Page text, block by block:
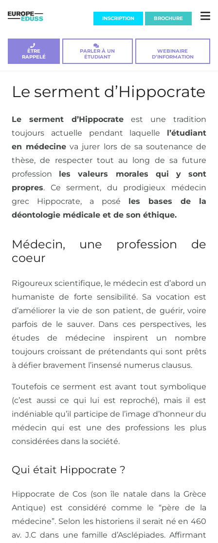
INSCRIPTION BROCHURE
ÊTRE
RAPPELÉ
PARLER À UN
ÉTUDIANT
WEBINAIRE
D’INFORMATION
Le serment d’Hippocrate
Le serment d’Hippocrate est une tradition
toujours actuelle pendant laquelle l’étudiant
en médecine va jurer lors de sa soutenance de
thèse, de respecter tout au long de sa future
profession les valeurs morales qui y sont
propres. Ce serment, du prodigieux médecin
grec Hippocrate, a posé les bases de la
déontologie médicale et de son éthique.
Médecin, une profession de
coeur
Rigoureux scientifique, le médecin est d’abord un
humaniste de forte sensibilité. Sa vocation est
d’améliorer la vie de son patient, de guérir, voire
parfois de le sauver. Dans ces perspectives, les
études de médecine inspirent un nombre
toujours croissant de prétendants qui sont prêts
à défier bravement l’insensé numerus clausus.
Toutefois ce serment est avant tout symbolique
(c’est aussi ce qui lui est reproché), mais il est
indéniable qu’il participe de l’image d’honneur du
médecin qui est une des professions les plus
considérées dans la société.
Qui était Hippocrate ?
Hippocrate de Cos (son île natale dans la Grèce
Antique) est considéré comme le “père de la
médecine”. Selon les historiens il serait né en 460
av. J.C dans une famille d’Asclépiades. Affirmant